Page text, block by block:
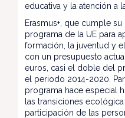
educativa y la atención a
Erasmus+, que cumple su
programa de la UE para
formación, la juventud y
con un presupuesto
euros, casi el doble del
el periodo 2014-2020.
programa hace especial
las transiciones
participación de las